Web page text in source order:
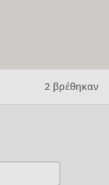
2 βρέθηκαν